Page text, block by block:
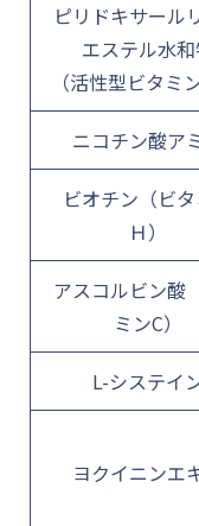
ピリドキサール
エステル水
（活性型ビタミ
ニコチン酸ア
ビオチン（ビ
Ｈ）
アスコルビン酸
ミンC）
L-システイ
ヨクイニンエ